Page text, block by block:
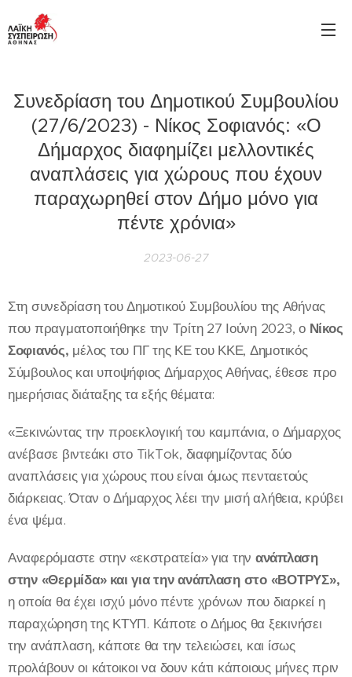
Συνεδρίαση του Δημοτικού Συμβουλίου
(27/6/2023) - Νίκος Σοφιανός: «Ο
Δήμαρχος διαφημίζει μελλοντικές
αναπλάσεις για χώρους που έχουν
παραχωρηθεί στον Δήμο μόνο για
πέντε χρόνια»
2023-06-27
Στη συνεδρίαση του Δημοτικού Συμβουλίου της Αθήνας
που πραγματοποιήθηκε την Τρίτη 27 Ιούνη 2023, ο Νίκος
Σοφιανός, μέλος του ΠΓ της ΚΕ του ΚΚΕ, Δημοτικός
Σύμβουλος και υποψήφιος Δήμαρχος Αθήνας, έθεσε προ
ημερήσιας διάταξης τα εξής θέματα:
«Ξεκινώντας την προεκλογική του καμπάνια, ο Δήμαρχος
ανέβασε βιντεάκι στο TikTok, διαφημίζοντας δύο
αναπλάσεις για χώρους που είναι όμως πενταετούς
διάρκειας. Όταν ο Δήμαρχος λέει την μισή αλήθεια, κρύβει
ένα ψέμα.
Αναφερόμαστε στην «εκστρατεία» για την ανάπλαση
στην «Θερμίδα» και για την ανάπλαση στο «ΒΟΤΡΥΣ»,
η οποία θα έχει ισχύ μόνο πέντε χρόνων που διαρκεί η
παραχώρηση της ΚΤΥΠ. Κάποτε ο Δήμος θα ξεκινήσει
την ανάπλαση, κάποτε θα την τελειώσει, και ίσως
προλάβουν οι κάτοικοι να δουν κάτι κάποιους μήνες πριν